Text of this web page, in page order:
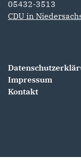
05432-3513
CDU in
Impressum
Kontakt